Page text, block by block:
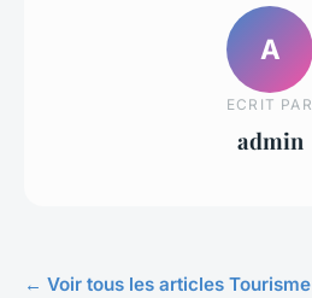
A
ECRIT PAR
admin
← Voir tous les articles Tourisme